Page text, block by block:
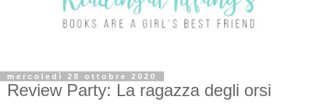
mercoledì 28 ottobre 2020
Review Party: La ragazza degli orsi